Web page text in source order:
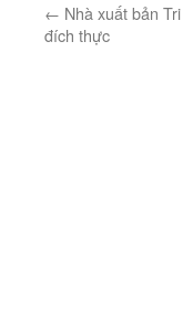
← Nhà xuất bản
đích thực